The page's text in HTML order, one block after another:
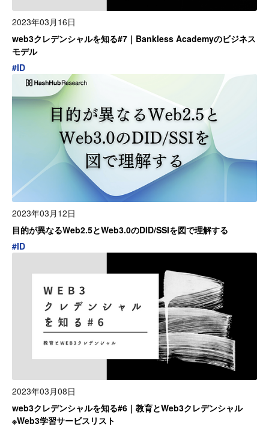
2023年03月16日
web3クレデンシャルを知る#7｜Bankless Academyのビジネス
モデル
#ID
2023年03月12日
目的が異なるWeb2.5とWeb3.0のDID/SSIを図で理解する
#ID
2023年03月08日
web3クレデンシャルを知る#6｜教育とWeb3クレデンシャル
※Web3学習サービスリスト